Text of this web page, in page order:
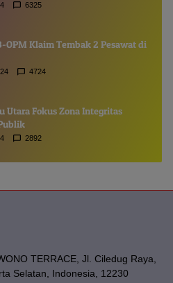
6325
OPM Klaim Tembak 2 Pesawat di
4724
Utara Fokus Zona Integritas
2892
TERRACE, Jl. Ciledug Raya,
Selatan, Indonesia, 12230